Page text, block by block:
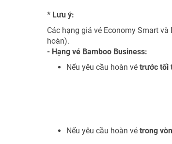
* Lưu ý:
Các hạng giá vé Economy Smart
hoàn).
- Hạng vé Bamboo Business:
Nếu yêu cầu hoàn vé trước tối
Nếu yêu cầu hoàn vé trong